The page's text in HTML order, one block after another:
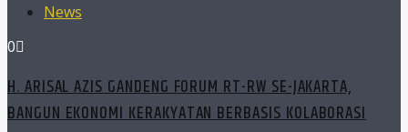
News
0
H. ARISAL AZIS GANDENG FORUM RT-RW SE-JAKARTA,
BANGUN EKONOMI KERAKYATAN BERBASIS KOLABORASI